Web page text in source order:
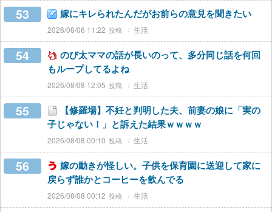
53 嫁にキレられたんだがお前らの意見を聞きたい
2026/08/06 11:22 生活
54
のび太ママの話が長いのって、多分同じ話を何回
もループしてるよね
2026/08/08 12:05 生活
55
【修羅場】不妊と判明した夫、前妻の娘に「実の
子じゃない！」と訴えた結果ｗｗｗｗ
2026/08/08 00:10 生活
56
嫁の動きが怪しい。子供を保育園に送迎して家に
戻らず誰かとコーヒーを飲んでる
2026/08/08 00:12 生活